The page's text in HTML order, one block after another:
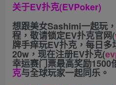
关于EV扑克(EVPoker)
想跟美女Sashimi一起玩，
程， 敬请锁定EV扑克官网(
牌手痒玩EV扑克， 每日多
20w，现在注册EV扑克(
幸运赛门票最高奖励1500
克与全球玩家一起同乐。